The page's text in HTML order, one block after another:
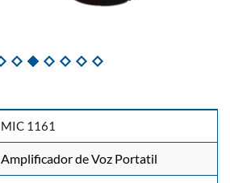
MIC 1161
Amplificador de Voz Portatil